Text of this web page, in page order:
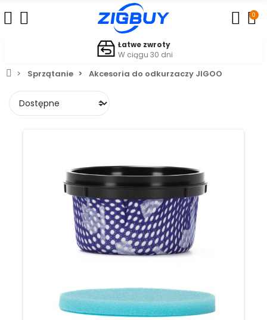
0
Łatwe zwroty
W ciągu 30 dni
Sprzątanie Akcesoria do odkurzaczy JIGOO